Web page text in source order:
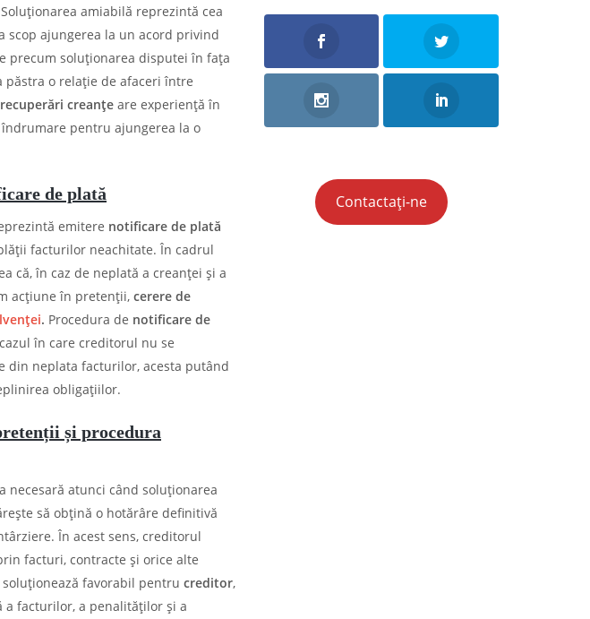
amiabilă reprezintă cea
scop ajungerea la un acord privind
precum soluționarea disputei în fața
o relație de afaceri între
creanțe are experiență în
pentru ajungerea la o
de plată
emitere notificare de plată
facturilor neachitate. În cadrul
că, în caz de neplată a creanței și a
acțiune în pretenții, cerere de
. Procedura de notificare de
în care creditorul nu se
din neplata facturilor, acesta putând
obligațiilor.
și procedura
necesară atunci când soluționarea
să obțină o hotărâre definitivă
În acest sens, creditorul
facturi, contracte și orice alte
favorabil pentru creditor,
facturilor, a penalităților și a
Contactați-ne